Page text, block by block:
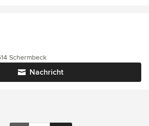
Nachricht
Schermbeck